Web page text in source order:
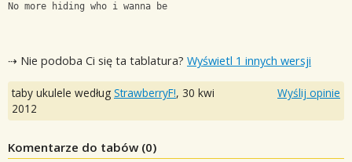
No more hiding who i wanna be
⇢ Nie podoba Ci się ta tablatura? Wyświetl 1 innych wersji
taby ukulele według StrawberryF!, 30 kwi
2012
Wyślij opinie
Komentarze do tabów (0)